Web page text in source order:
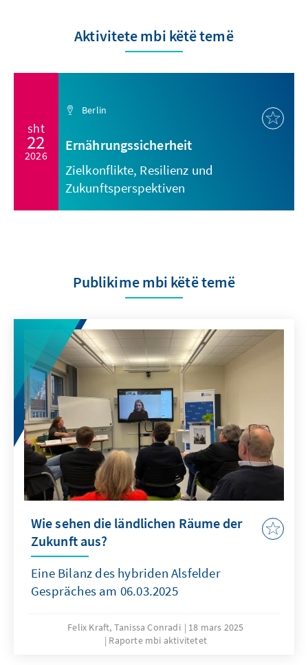
Aktivitete mbi këtë temë
sht
22
2026
Berlin
Ernährungssicherheit
Zielkonflikte, Resilienz und
Zukunftsperspektiven
Publikime mbi këtë temë
Wie sehen die ländlichen Räume der
Zukunft aus?
Eine Bilanz des hybriden Alsfelder
Gespräches am 06.03.2025
Felix Kraft, Tanissa Conradi
18 mars 2025
Raporte mbi aktivitetet